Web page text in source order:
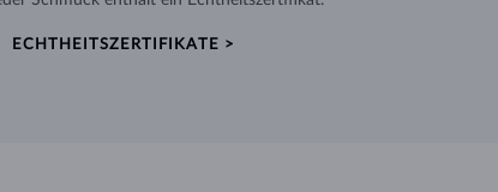
ECHTHEITSZERTIFIKATE >